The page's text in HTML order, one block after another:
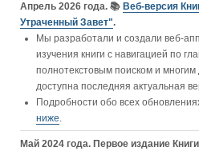
Апрель 2026 года. 📚 Веб-версия
Утраченный Завет".
Мы разработали и создали веб-
изучения книги c навигацией по
полнотекстовым поиском и
доступна последняя актуальная
Подробности обо всех
ниже.
Май 2024 года. Первое издание